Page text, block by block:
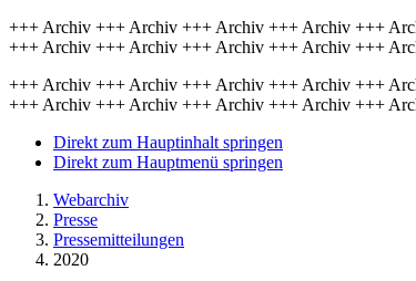
+++ Archiv +++ Archiv +++ Archiv +++ Archiv +++
+++ Archiv +++ Archiv +++ Archiv +++ Archiv +++
+++ Archiv +++ Archiv +++ Archiv +++ Archiv +++
+++ Archiv +++ Archiv +++ Archiv +++ Archiv +++
Direkt zum Hauptinhalt springen
Direkt zum Hauptmenü springen
Webarchiv
Presse
Pressemitteilungen
2020